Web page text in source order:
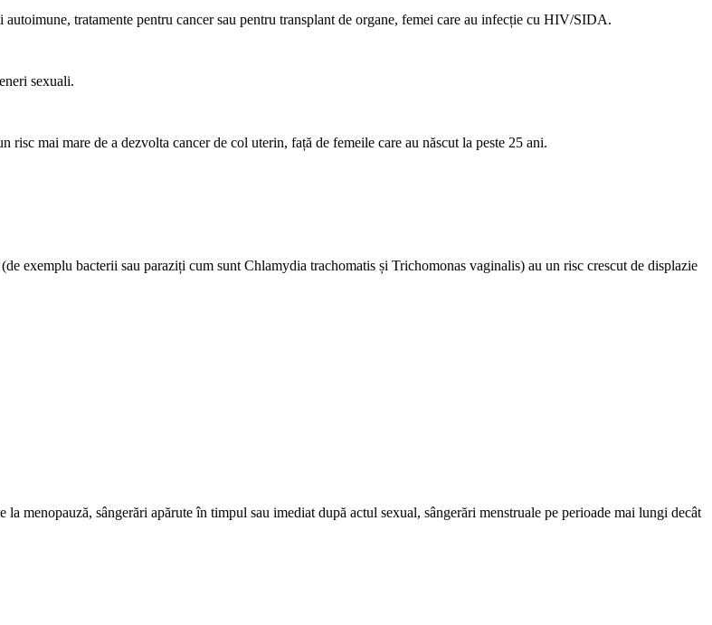
tratamente pentru cancer sau pentru transplant de organe, femei care au infecție cu HIV/SIDA.
sexuali.
mai mare de a dezvolta cancer de col uterin, față de femeile care au născut la peste 25 ani.
exemplu bacterii sau paraziți cum sunt Chlamydia trachomatis și Trichomonas vaginalis) au un risc crescut de displazie
menopauză, sângerări apărute în timpul sau imediat după actul sexual, sângerări menstruale pe perioade mai lungi decât